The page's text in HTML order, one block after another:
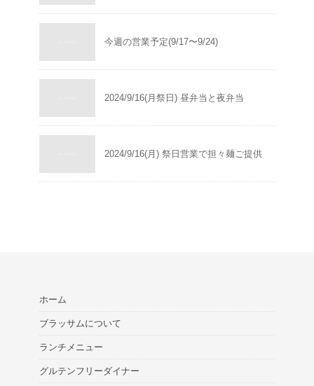
今週の営業予定(9/17〜9/24)
2024/9/16(月祭日) 昼弁当と夜弁当
2024/9/16(月) 祭日営業で担々麺ご提供
ホーム
ブラッサムについて
ランチメニュー
グルテンフリーダイナー